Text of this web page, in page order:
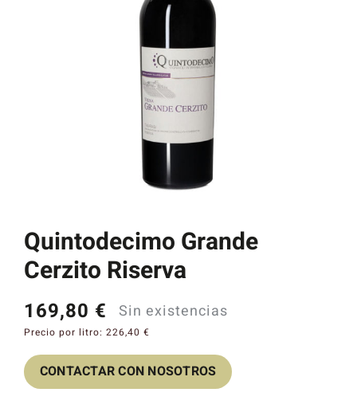
Catas y Actividades
Quintodecimo Grande
Cerzito Riserva
169,80 € Sin existencias
Precio por litro: 226,40 €
CONTACTAR CON NOSOTROS